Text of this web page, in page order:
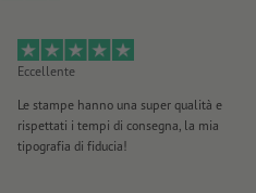
Eccellente
Le stampe hanno una super qualità e
rispettati i tempi di consegna, la mia
tipografia di fiducia!